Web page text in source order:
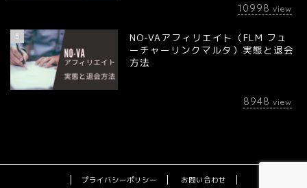
10998 view
5
NO-VAアフィリエイト（FLM フュ
ーチャーリンクマルタ）実態と退会
方法
8948 view
プライバシーポリシー お問い合わせ